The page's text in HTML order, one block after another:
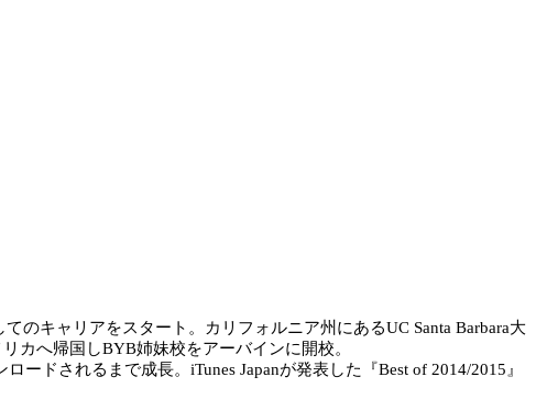
のキャリアをスタート。カリフォルニア州にあるUC Santa Barbara大
カへ帰国しBYB姉妹校をアーバインに開校。
ードされるまで成長。iTunes Japanが発表した『Best of 2014/2015』